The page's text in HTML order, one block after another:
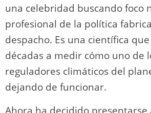
una celebridad buscando foco
profesional de la política
despacho. Es una científica
décadas a medir cómo uno de
reguladores climáticos del
dejando de funcionar.